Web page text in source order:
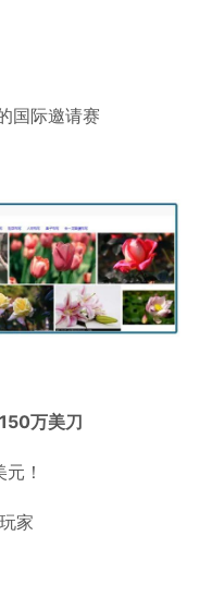
国际邀请赛
万美刀
！
家